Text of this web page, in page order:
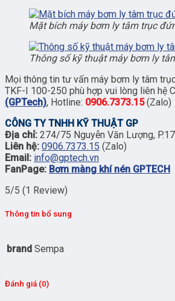
Mặt bích máy bơm ly tâm trục
Thông số kỹ thuật máy bơm ly
Mọi thông tin tư vấn máy bơm ly tâm
TKF-I 100-250 phù hợp vui lòng liên hệ
(GPTech), Hotline: 0906.7373.15 (Zalo)
CÔNG TY TNHH KỸ THUẬT GP
Địa chỉ: 274/75 Nguyễn Văn Lượng,
Liên hệ: 0906.7373.15 (Zalo)
Email: info@gptech.vn
FanPage: Bơm màng khí nén GPTECH
5/5 (1 Review)
Thông tin bổ sung
brand Sempa
Đánh giá (0)